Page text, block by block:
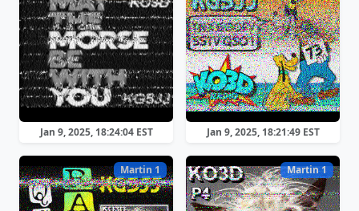
Jan 9, 2025, 18:24:04 EST Jan 9, 2025, 18:21:49 EST
Martin 1 Martin 1